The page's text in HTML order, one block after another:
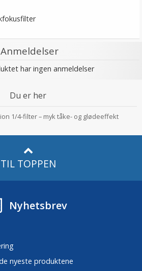
Anmeldelser
har ingen anmeldelser
Du er her
1/4-filter – myk tåke- og glødeeffekt
TIL TOPPEN
Nyhetsbrev
nyeste produktene